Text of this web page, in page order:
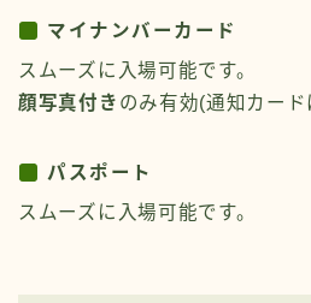
マイナンバーカード
スムーズに入場可能です。
顔写真付き のみ有効(通知カード
パスポート
スムーズに入場可能です。